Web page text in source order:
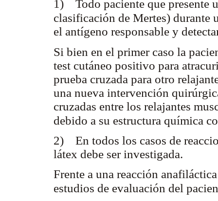
1) Todo paciente que presente
clasificación de Mertes) durante
el antígeno responsable y
Si bien en el primer caso la
test cutáneo positivo para
prueba cruzada para otro
una nueva intervención
cruzadas entre los relajantes
debido a su estructura química
2) En todos los casos de
látex debe ser investigada.
Frente a una reacción
estudios de evaluación del